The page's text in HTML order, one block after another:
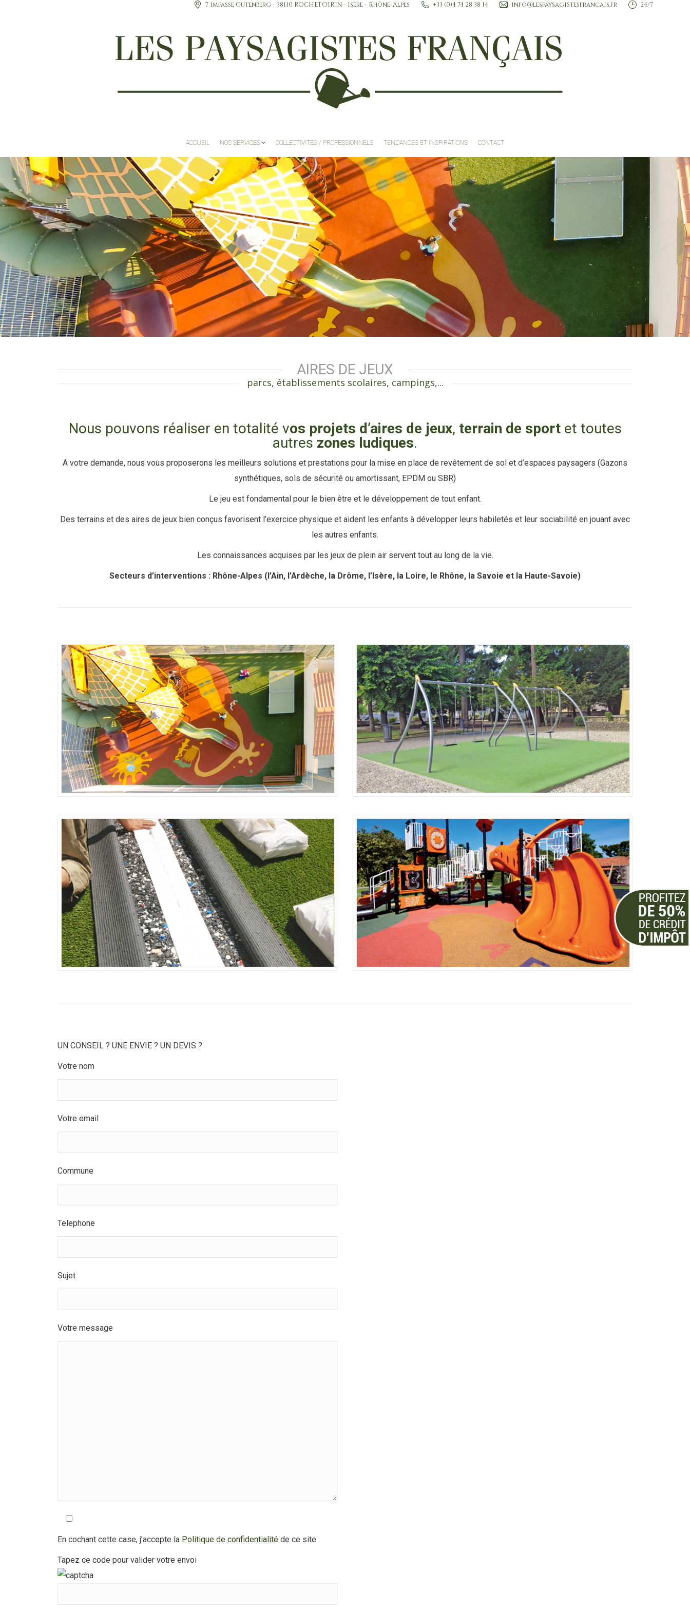
7 impasse Gutenberg - 38110 ROCHETOIRIN - Isère - Rhône-Alpes +33 (0)4 74 28 38 14 info@lespaysagistesfrancais.fr 24/7
ACCUEIL NOS SERVICES COLLECTIVITES / PROFESSIONNELS TENDANCES ET INSPIRATIONS CONTACT
AIRES DE JEUX
parcs, établissements scolaires, campings,...
Nous pouvons réaliser en totalité vos projets d’aires de jeux, terrain de sportet toutes
autres zones ludiques.
A votre demande, nous vous proposerons les meilleurs solutions et prestations pour la mise en place de revêtement de sol et d’espaces paysagers (Gazons
synthétiques, sols de sécurité ou amortissant, EPDM ou SBR)
Le jeu est fondamental pour le bien être et le développement de tout enfant.
Des terrains et des aires de jeux bien conçus favorisent l’exercice physique et aident les enfants à développer leurs habiletés et leur sociabilité en jouant avec
les autres enfants.
Les connaissances acquises par les jeux de plein air servent tout au long de la vie.
Secteurs d’interventions : Rhône-Alpes (l’Ain, l’Ardèche, la Drôme, l’Isère, la Loire, le Rhône, la Savoie et la Haute-Savoie)
UN CONSEIL ? UNE ENVIE ? UN DEVIS ?
Votre nom
Votre email
Commune
Telephone
Sujet
Votre message
En cochant cette case, j’accepte la Politique de confidentialité de ce site
Tapez ce code pour valider votre envoi